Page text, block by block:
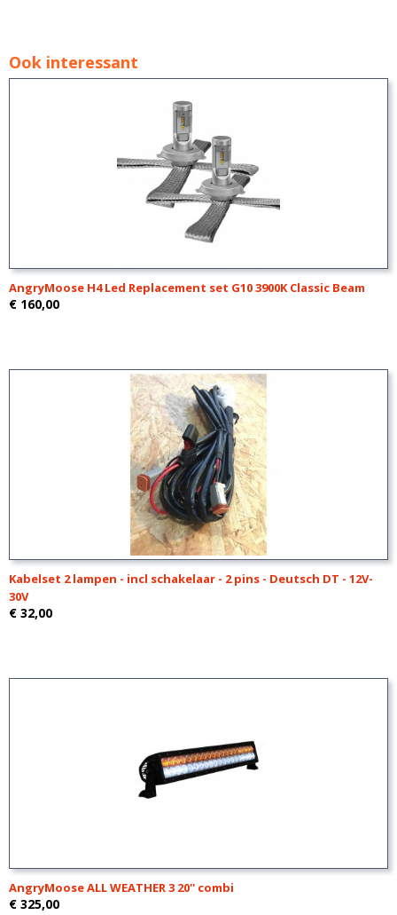
Ook interessant
AngryMoose H4 Led Replacement set G10 3900K Classic Beam
€ 160,00
Kabelset 2 lampen - incl schakelaar - 2 pins - Deutsch DT - 12V-
30V
€ 32,00
AngryMoose ALL WEATHER 3 20'' combi
€ 325,00